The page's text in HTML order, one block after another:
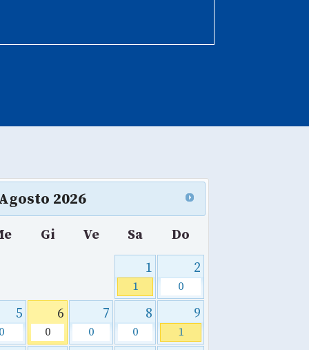
2026
Gi Ve Sa
Do
1
1
2
0
5
0
6
0
7
0
8
0
9
1